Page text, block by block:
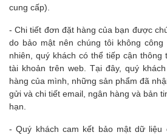
cung cấp).
- Chi tiết đơn đặt hàng của bạn được
do bảo mật nên chúng tôi không
nhiên, quý khách có thể tiếp cận thông
tài khoản trên web. Tại đây, quý
hàng của mình, những sản phẩm đã
gửi và chi tiết email, ngân hàng và bản
hạn.
- Quý khách cam kết bảo mật dữ liệu